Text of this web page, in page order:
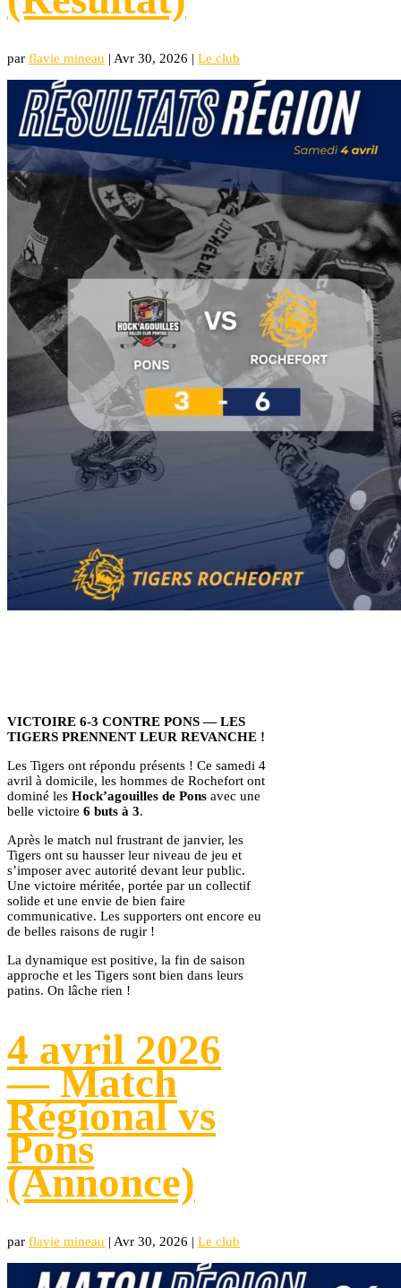
par flavie mineau | Avr 30, 2026 | Le club
VICTOIRE 6-3 CONTRE PONS — LES
TIGERS PRENNENT LEUR REVANCHE !
Les Tigers ont répondu présents ! Ce samedi 4
avril à domicile, les hommes de Rochefort ont
dominé les Hock’agouilles de Pons avec une
belle victoire 6 buts à 3.
Après le match nul frustrant de janvier, les
Tigers ont su hausser leur niveau de jeu et
s’imposer avec autorité devant leur public.
Une victoire méritée, portée par un collectif
solide et une envie de bien faire
communicative. Les supporters ont encore eu
de belles raisons de rugir !
La dynamique est positive, la fin de saison
approche et les Tigers sont bien dans leurs
patins. On lâche rien !
4 avril 2026
— Match
Régional vs
Pons
(Annonce)
par flavie mineau | Avr 30, 2026 | Le club